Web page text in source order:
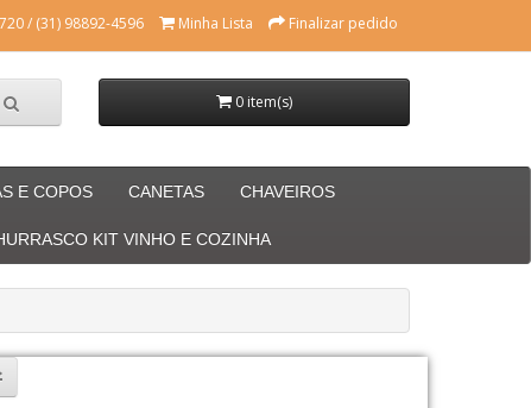
/ (31) 98892-4596 Minha Lista Finalizar pedido
0 item(s)
E COPOS CANETAS CHAVEIROS
KIT VINHO E COZINHA